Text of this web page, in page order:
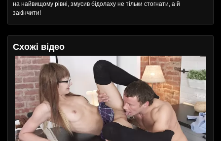
на найвищому рівні, змусив бідолаху не тільки стогнати, а й
закінчити!
Схожі відео